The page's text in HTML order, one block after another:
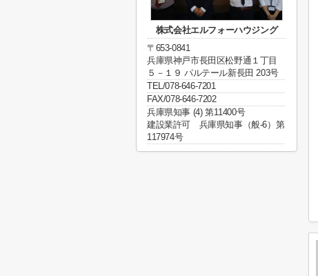
株式会社エルフォーハウジング
〒653-0841
兵庫県神戸市長田区松野通１丁目
５－１９ パルテール新長田 203号
TEL/078-646-7201
FAX/078-646-7202
兵庫県知事 (4) 第11400号
建設業許可 兵庫県知事（般-6）第
117974号